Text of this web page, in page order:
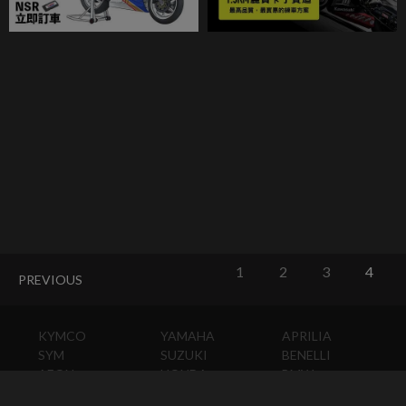
PREVIOUS 1 2 3 4
KYMCO
SYM
AEON
YAMAHA
SUZUKI
HONDA
APRILIA
BENELLI
BMW